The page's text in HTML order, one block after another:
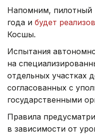
Напомним, пилотный
года и будет
Косшы.
Испытания
на
отдельных участках
согласованных с
государственными
Правила
в зависимости от